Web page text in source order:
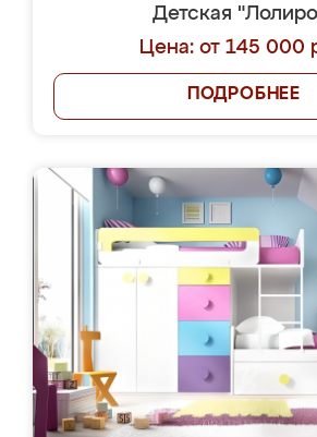
Детская
Цена: от 145 000
ПОДРОБНЕЕ